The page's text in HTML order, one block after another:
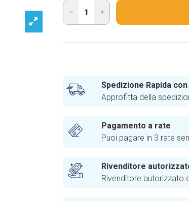
Spedizione Rapida
Approfitta della
Pagamento a rate
Puoi pagare in 3 rate
Rivenditore
Rivenditore autorizzato